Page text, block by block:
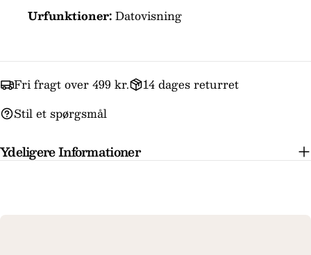
Urfunktioner:Datovisning
Fri fragt over 499 kr.
14 dages returret
Stil et spørgsmål
Ydeligere Informationer